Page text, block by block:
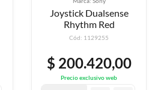
Joystick Dualsense
Rhythm Red
Cód: 1129255
$ 200.420,00
Precio exclusivo web